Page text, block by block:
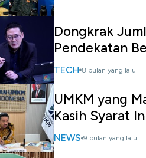
Dongkrak
Pendekatan
TECH 8 bulan yang lalu
UMKM yang
Kasih Syarat
NEWS 9 bulan yang lalu